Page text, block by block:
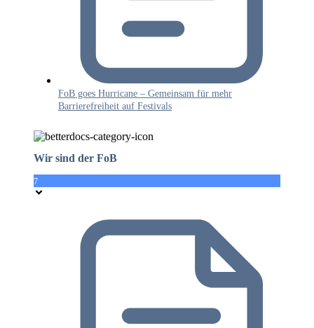
FoB goes Hurricane – Gemeinsam für mehr
Barrierefreiheit auf Festivals
Wir sind der FoB
7